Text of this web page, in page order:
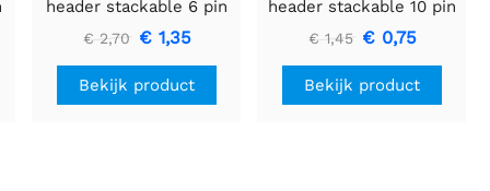
header stackable 6 pin
- 10 stuks
€ 2,70 € 1,35
Bekijk product
header stackable 10 pin
- 10 stuks
€ 1,45 € 0,75
Bekijk product